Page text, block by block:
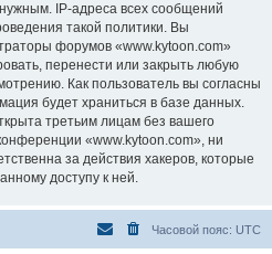
IP-адреса всех сообщений
такой политики. Вы
форумов «www.kytoon.com»
перенести или закрыть любую
Как пользователь вы согласны
будет храниться в базе данных.
третьим лицам без вашего
«www.kytoon.com», ни
за действия хакеров, которые
доступу к ней.
Часовой пояс: UTC